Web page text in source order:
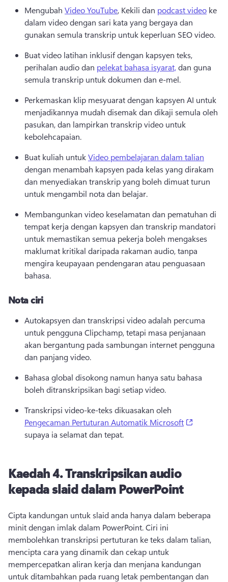
Mengubah Video YouTube, Kekili dan podcast video ke
dalam video dengan sari kata yang bergaya dan
gunakan semula transkrip untuk keperluan SEO video.
Buat video latihan inklusif dengan kapsyen teks,
perihalan audio dan pelekat bahasa isyarat, dan guna
semula transkrip untuk dokumen dan e-mel.
Perkemaskan klip mesyuarat dengan kapsyen AI untuk
menjadikannya mudah disemak dan dikaji semula oleh
pasukan, dan lampirkan transkrip video untuk
kebolehcapaian.
Buat kuliah untuk Video pembelajaran dalam talian
dengan menambah kapsyen pada kelas yang dirakam
dan menyediakan transkrip yang boleh dimuat turun
untuk mengambil nota dan belajar.
Membangunkan video keselamatan dan pematuhan di
tempat kerja dengan kapsyen dan transkrip mandatori
untuk memastikan semua pekerja boleh mengakses
maklumat kritikal daripada rakaman audio, tanpa
mengira keupayaan pendengaran atau penguasaan
bahasa.
Nota ciri
Autokapsyen dan transkripsi video adalah percuma
untuk pengguna Clipchamp, tetapi masa penjanaan
akan bergantung pada sambungan internet pengguna
dan panjang video.
Bahasa global disokong namun hanya satu bahasa
boleh ditranskripsikan bagi setiap video.
Transkripsi video-ke-teks dikuasakan oleh
Pengecaman Pertuturan Automatik Microsoft
supaya ia selamat dan tepat.
Kaedah 4.Transkripsikan audio
kepada slaid dalam PowerPoint
Cipta kandungan untuk slaid anda hanya dalam beberapa
minit dengan imlak dalam PowerPoint. Ciri ini
membolehkan transkripsi pertuturan ke teks dalam talian,
mencipta cara yang dinamik dan cekap untuk
mempercepatkan aliran kerja dan menjana kandungan
untuk ditambahkan pada ruang letak pembentangan dan